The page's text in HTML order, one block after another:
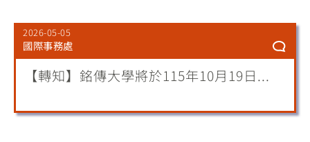
2026-05-05
國際事務處
【轉知】銘傳大學將於115年10月19日...